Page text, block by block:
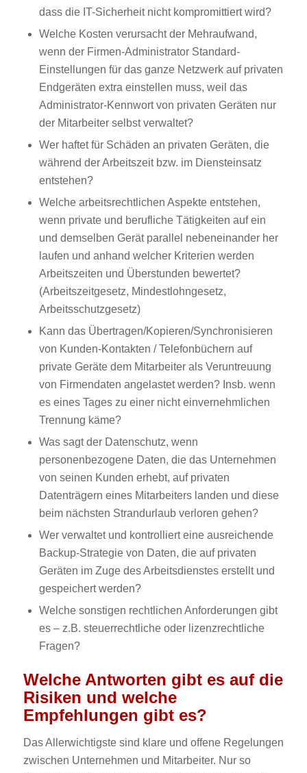
dass die IT-Sicherheit nicht kompromittiert wird?
Welche Kosten verursacht der Mehraufwand,
wenn der Firmen-Administrator Standard-
Einstellungen für das ganze Netzwerk auf privaten
Endgeräten extra einstellen muss, weil das
Administrator-Kennwort von privaten Geräten nur
der Mitarbeiter selbst verwaltet?
Wer haftet für Schäden an privaten Geräten, die
während der Arbeitszeit bzw. im Diensteinsatz
entstehen?
Welche arbeitsrechtlichen Aspekte entstehen,
wenn private und berufliche Tätigkeiten auf ein
und demselben Gerät parallel nebeneinander her
laufen und anhand welcher Kriterien werden
Arbeitszeiten und Überstunden bewertet?
(Arbeitszeitgesetz, Mindestlohngesetz,
Arbeitsschutzgesetz)
Kann das Übertragen/Kopieren/Synchronisieren
von Kunden-Kontakten / Telefonbüchern auf
private Geräte dem Mitarbeiter als Veruntreuung
von Firmendaten angelastet werden? Insb. wenn
es eines Tages zu einer nicht einvernehmlichen
Trennung käme?
Was sagt der Datenschutz, wenn
personenbezogene Daten, die das Unternehmen
von seinen Kunden erhebt, auf privaten
Datenträgern eines Mitarbeiters landen und diese
beim nächsten Strandurlaub verloren gehen?
Wer verwaltet und kontrolliert eine ausreichende
Backup-Strategie von Daten, die auf privaten
Geräten im Zuge des Arbeitsdienstes erstellt und
gespeichert werden?
Welche sonstigen rechtlichen Anforderungen gibt
es – z.B. steuerrechtliche oder lizenzrechtliche
Fragen?
Welche Antworten gibt es auf die
Risiken und welche
Empfehlungen gibt es?
Das Allerwichtigste sind klare und offene Regelungen
zwischen Unternehmen und Mitarbeiter. Nur so